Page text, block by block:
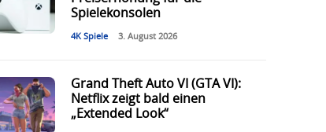
Spielekonsolen
4K Spiele 3. August 2026
Grand Theft Auto VI (GTA VI):
Netflix zeigt bald einen
„Extended Look“